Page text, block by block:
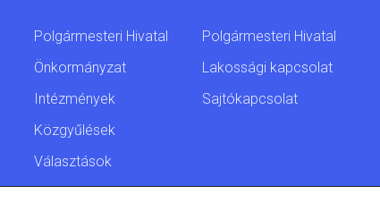
Polgármesteri Hivatal
Önkormányzat
Intézmények
Közgyűlések
Választások
Polgármesteri Hivatal
Lakossági kapcsolat
Sajtókapcsolat